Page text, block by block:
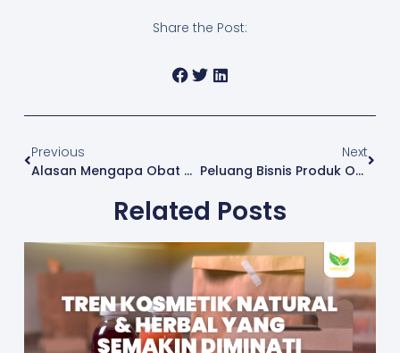
Share the Post:
Previous
Alasan Mengapa Obat Tradisional Semakin Populer
Next
Peluang Bisnis Produk Obat Tradisional Yang Menguntungkan
Related Posts